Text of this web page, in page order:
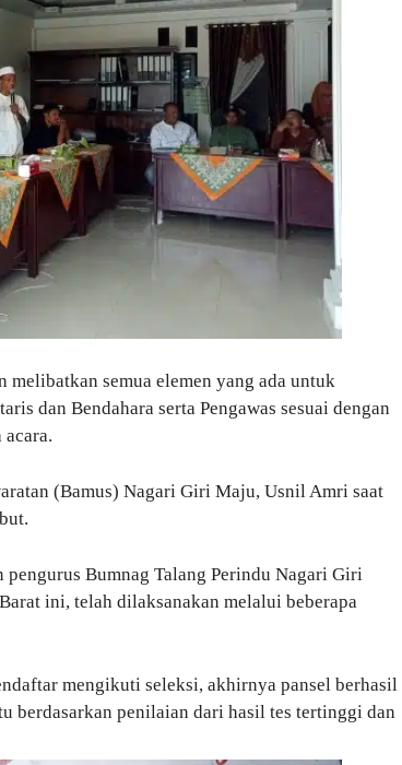
melibatkan semua elemen yang ada untuk
dan Bendahara serta Pengawas sesuai dengan
(Bamus) Nagari Giri Maju, Usnil Amri saat
Bumnag Talang Perindu Nagari Giri
ini, telah dilaksanakan melalui beberapa
mengikuti seleksi, akhirnya pansel berhasil
berdasarkan penilaian dari hasil tes tertinggi dan